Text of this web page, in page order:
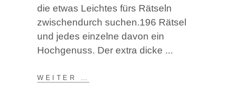
die etwas Leich­tes fürs Rät­seln
zwi­schen­durch suchen.196 Rät­sel
und jedes ein­zel­ne davon ein
Hoch­ge­nuss. Der extra dicke
WEI­TER …